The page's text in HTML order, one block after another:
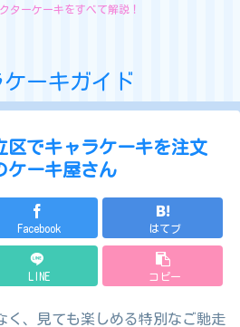
ターケーキをすべて解説！
ーキガイド
区でキャラケーキを注文
ケーキ屋さん
Facebook はてブ
LINE コピー
く、見ても楽しめる特別なご馳走